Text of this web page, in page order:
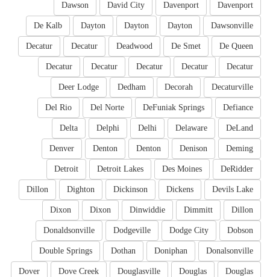
Davenport
Davenport
David City
Dawson
Dawsonville
Dayton
Dayton
Dayton
De Kalb
De Queen
De Smet
Deadwood
Decatur
Decatur
Decatur
Decatur
Decatur
Decatur
Decatur
Decaturville
Decorah
Dedham
Deer Lodge
Defiance
DeFuniak Springs
Del Norte
Del Rio
DeLand
Delaware
Delhi
Delphi
Delta
Deming
Denison
Denton
Denton
Denver
DeRidder
Des Moines
Detroit Lakes
Detroit
Devils Lake
Dickens
Dickinson
Dighton
Dillon
Dillon
Dimmitt
Dinwiddie
Dixon
Dixon
Dobson
Dodge City
Dodgeville
Donaldsonville
Donalsonville
Doniphan
Dothan
Double Springs
Douglas
Douglas
Douglasville
Dove Creek
Dover